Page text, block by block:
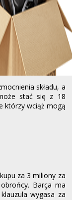
składu, a
stać się z 18
którzy wciąż mogą
za 3 miliony za
Barça ma
wygasa za